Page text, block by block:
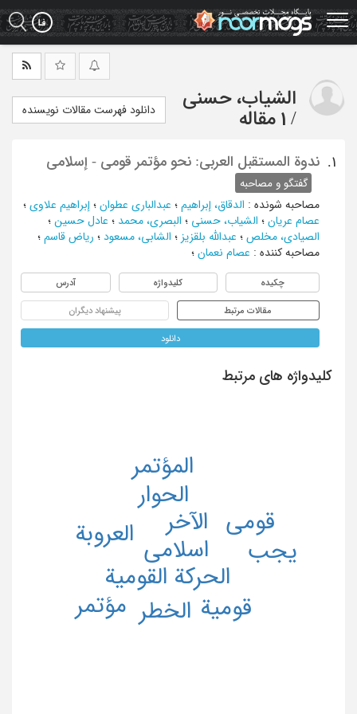
Skip
to
main
الشیاب، حسنی
/ 1 مقاله دانلود فهرست مقالات نویسنده
1. ندوة المستقبل العربی: نحو مؤتمر قومی - إسلامی
گفتگو و مصاحبه
مصاحبه شونده : الدقاق، إبراهیم ؛ عبدالباری عطوان ؛ إبراهیم علاوی ؛
عصام عریان ؛ الشیاب، حسنی ؛ البصری، محمد ؛ عادل حسین ؛
الصیادی، مخلص ؛ عبدالله بلقزیز ؛ الشابی، مسعود ؛ ریاض قاسم ؛
مصاحبه کننده : عصام نعمان ؛
چکیده کلیدواژه آدرس
مقالات مرتبط پیشنهاد دیگران
دانلود
کلیدواژه های مرتبط
اسلامی
الآخر
الحرکة القومیة
الحوار
الخطر
العروبة
المؤتمر
قومی
قومیة مؤتمر
یجب